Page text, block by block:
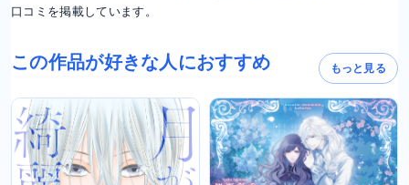
口コミを掲載しています。
この作品が好きな人におすすめ もっと見る